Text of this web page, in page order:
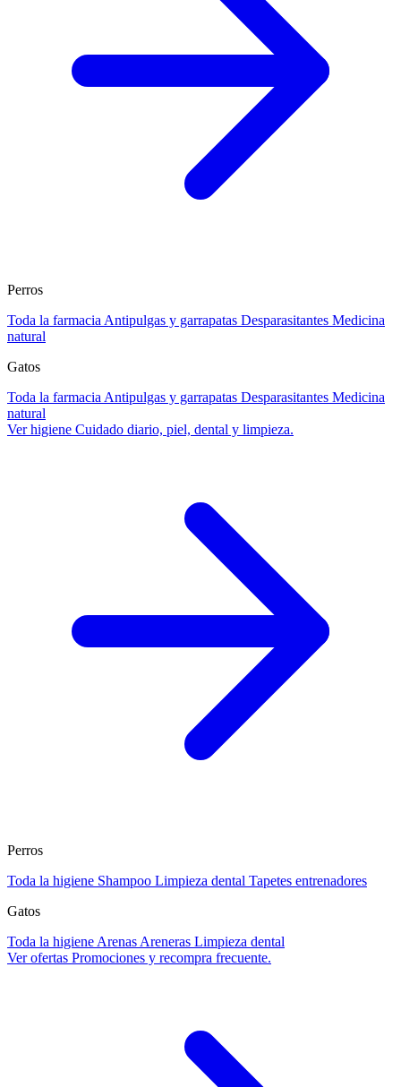
Perros
Toda la farmacia Antipulgas y garrapatas Desparasitantes Medicina
natural
Gatos
Toda la farmacia Antipulgas y garrapatas Desparasitantes Medicina
natural
Ver higiene Cuidado diario, piel, dental y limpieza.
Perros
Toda la higiene Shampoo Limpieza dental Tapetes entrenadores
Gatos
Toda la higiene Arenas Areneras Limpieza dental
Ver ofertas Promociones y recompra frecuente.